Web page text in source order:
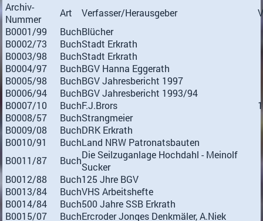
Archiv-
Nummer
Art Verfasser/Herausgeber
B0001/99
BuchBlücher
B0002/73
BuchStadt Erkrath
B0003/98
BuchStadt Erkrath
B0004/97
BuchBGV Hanna Eggerath
B0005/98
BuchBGV Jahresbericht 1997
B0006/94
BuchBGV Jahresbericht 1993/94
B0007/10
BuchF.J.Brors
B0008/57
BuchStrangmeier
B0009/08
BuchDRK Erkrath
B0010/91
BuchLand NRW Patronatsbauten
B0011/87
BuchDie Seilzuganlage Hochdahl - Meinolf
Sucker
B0012/88
Buch125 Jhre BGV
B0013/84
BuchVHS Arbeitshefte
B0014/84
Buch500 Jahre SSB Erkrath
B0015/07
BuchErcroder Jonges Denkmäler, A.Niek